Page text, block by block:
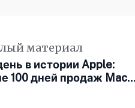
материал
в истории Apple:
100 дней продаж Mac